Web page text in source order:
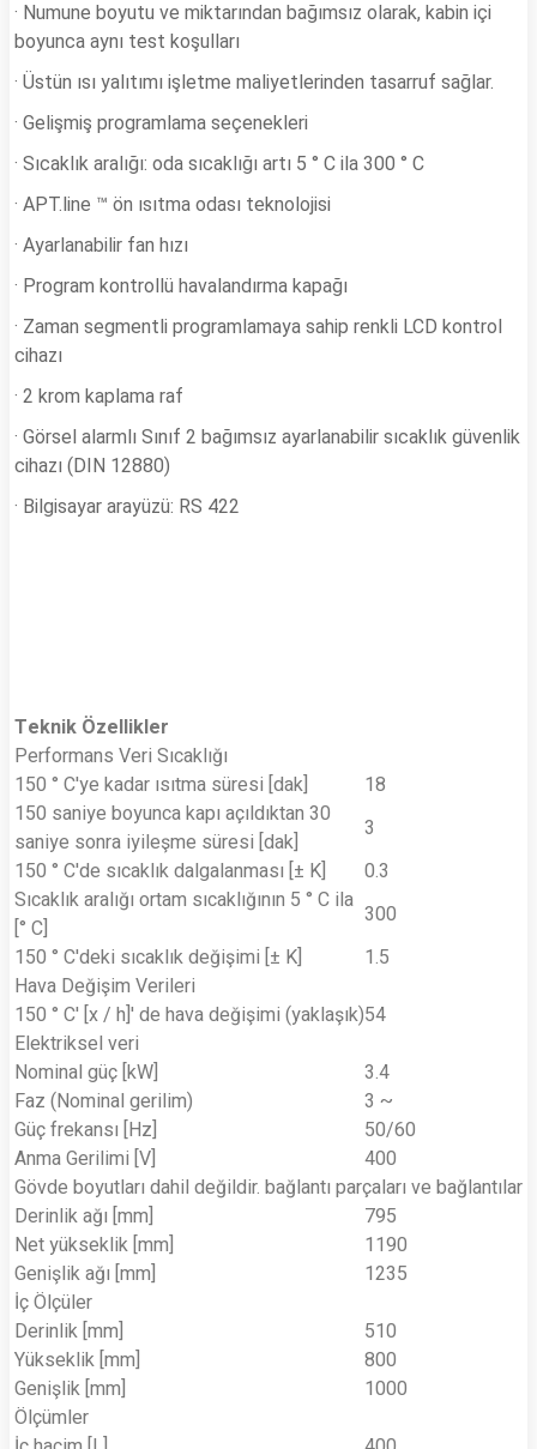
· Numune boyutu ve miktarından bağımsız olarak, kabin içi
boyunca aynı test koşulları
· Üstün ısı yalıtımı işletme maliyetlerinden tasarruf sağlar.
· Gelişmiş programlama seçenekleri
· Sıcaklık aralığı: oda sıcaklığı artı 5 ° C ila 300 ° C
· APT.line ™ ön ısıtma odası teknolojisi
· Ayarlanabilir fan hızı
· Program kontrollü havalandırma kapağı
· Zaman segmentli programlamaya sahip renkli LCD kontrol
cihazı
· 2 krom kaplama raf
· Görsel alarmlı Sınıf 2 bağımsız ayarlanabilir sıcaklık güvenlik
cihazı (DIN 12880)
· Bilgisayar arayüzü: RS 422
Teknik Özellikler
Performans Veri Sıcaklığı
150 ° C'ye kadar ısıtma süresi [dak]
18
150 saniye boyunca kapı açıldıktan 30
saniye sonra iyileşme süresi [dak]
3
150 ° C'de sıcaklık dalgalanması [± K]
0.3
Sıcaklık aralığı ortam sıcaklığının 5 ° C ila
[° C]
300
150 ° C'deki sıcaklık değişimi [± K]
1.5
Hava Değişim Verileri
150 ° C' [x / h]' de hava değişimi (yaklaşık)54
Elektriksel veri
Nominal güç [kW]
3.4
Faz (Nominal gerilim)
3 ~
Güç frekansı [Hz]
50/60
Anma Gerilimi [V]
400
Gövde boyutları dahil değildir. bağlantı parçaları ve bağlantılar
Derinlik ağı [mm]
795
Net yükseklik [mm]
1190
Genişlik ağı [mm]
1235
İç Ölçüler
Derinlik [mm]
510
Yükseklik [mm]
800
Genişlik [mm]
1000
Ölçümler